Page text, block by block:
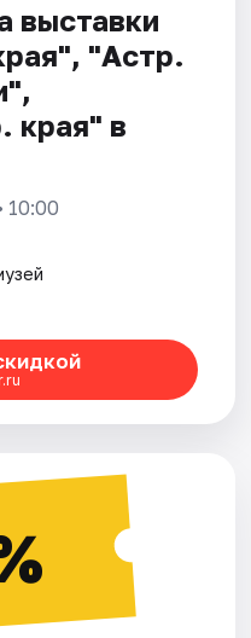
выставки
"Астр.
края" в
10:00